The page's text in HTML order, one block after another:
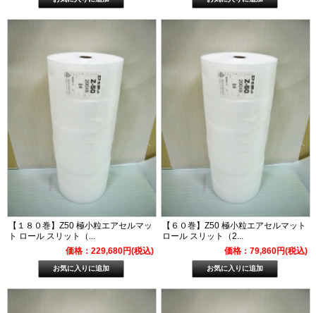
【１８０巻】Z50 極小粒エアセルマッ
ト ロール スリット（...
価格：229,680円(税込)
【６０巻】Z50 極小粒エアセルマット
ロール スリット（2...
価格：79,860円(税込)